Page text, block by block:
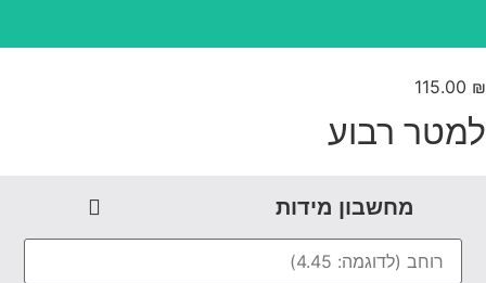
115.00
רבוע
מחשבון מידות